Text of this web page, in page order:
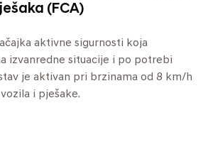
(FCA)
aktivne sigurnosti koja
izvanredne situacije i po potrebi
je aktivan pri brzinama od 8 km/h
i pješake.